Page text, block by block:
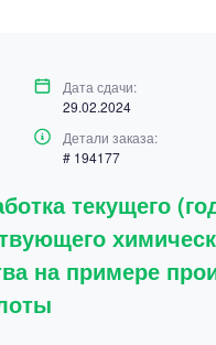
Дата сдачи:
29.02.2024
Детали заказа:
# 194177
текущего
на примере